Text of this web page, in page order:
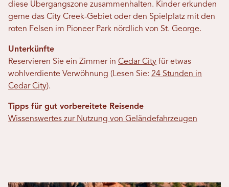
diese Übergangszone zusammenhalten. Kinder erkunden
gerne das City Creek-Gebiet oder den Spielplatz mit den
roten Felsen im Pioneer Park nördlich von St. George.
Unterkünfte
Reservieren Sie ein Zimmer in Cedar City für etwas
wohlverdiente Verwöhnung (Lesen Sie: 24 Stunden in
Cedar City).
Tipps für gut vorbereitete Reisende
Wissenswertes zur Nutzung von Geländefahrzeugen